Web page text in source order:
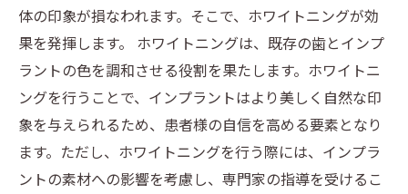
体の印象が損なわれます。そこで、ホワイトニングが効
果を発揮します。 ホワイトニングは、既存の歯とインプ
ラントの色を調和させる役割を果たします。ホワイトニ
ングを行うことで、インプラントはより美しく自然な印
象を与えられるため、患者様の自信を高める要素となり
ます。ただし、ホワイトニングを行う際には、インプラ
ントの素材への影響を考慮し、専門家の指導を受けるこ